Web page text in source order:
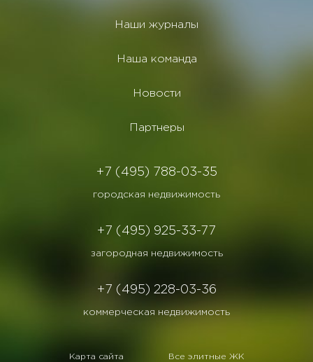
Наши журналы
Наша команда
Новости
Партнеры
+7 (495) 788-03-35
городская недвижимость
+7 (495) 925-33-77
загородная недвижимость
+7 (495) 228-03-36
коммерческая недвижимость
Карта сайта
Все элитные ЖК